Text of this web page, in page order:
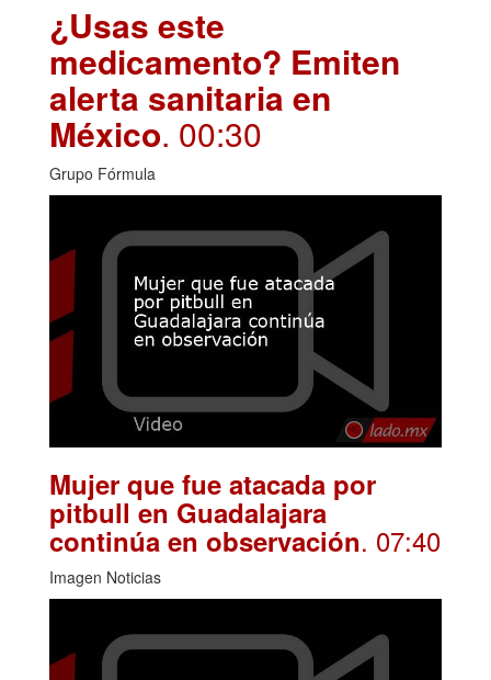
¿Usas este
medicamento? Emiten
alerta sanitaria en
México. 00:30
Grupo Fórmula
Mujer que fue atacada por
pitbull en Guadalajara
continúa en observación. 07:40
Imagen Noticias